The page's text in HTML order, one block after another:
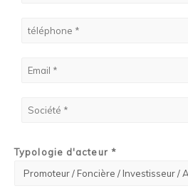
Typologie d'acteur *